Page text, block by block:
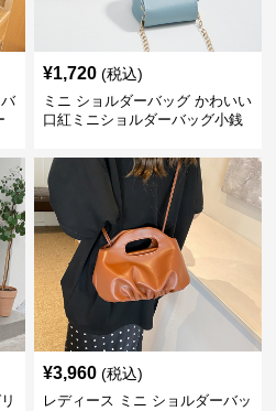
¥1,720 (税込)
ミニ ショルダーバッグ かわいい
口紅ミニショルダーバッグ小銭
¥3,960 (税込)
レディース ミニ ショルダーバッ